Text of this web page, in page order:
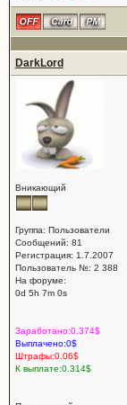
DarkLord
Вникающий
Группа: Пользователи
Сообщений: 81
Регистрация: 1.7.2007
Пользователь №: 2 388
На форуме:
0d 5h 7m 0s
Заработано:0.374$
Выплачено:0$
Штрафы:0.06$
К выплате:0.314$